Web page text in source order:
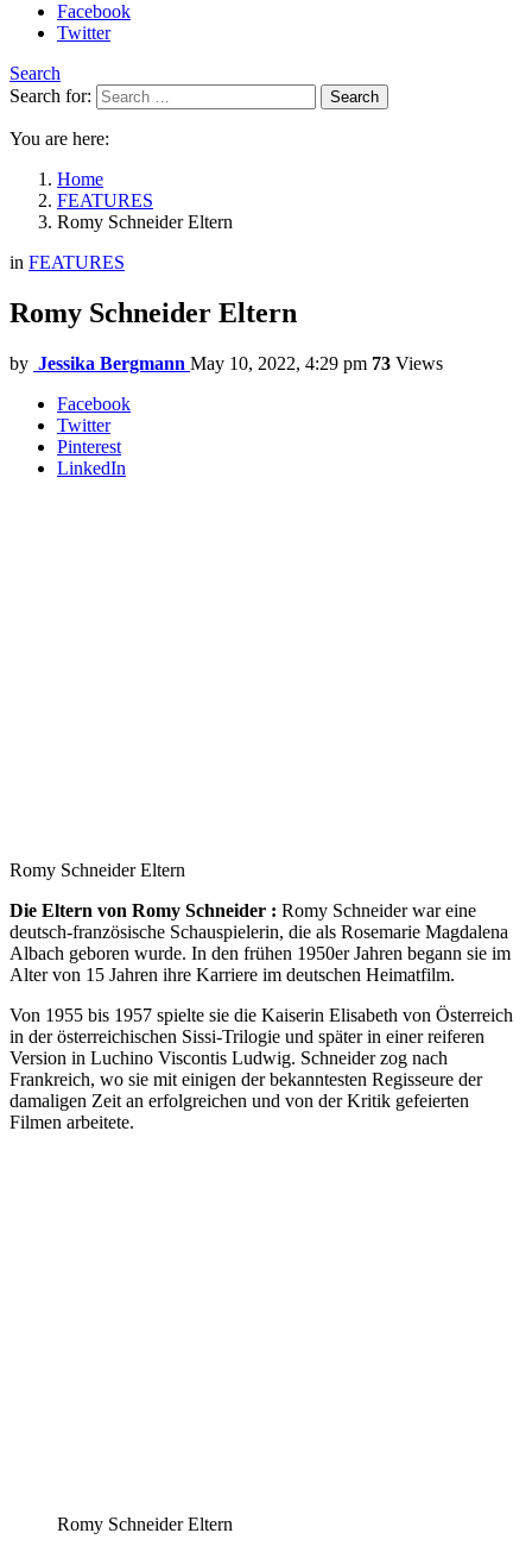
Facebook
Twitter
Search
Search for:
Search
You are here:
Home
FEATURES
Romy Schneider Eltern
in FEATURES
Romy Schneider Eltern
by Jessika Bergmann May 10, 2022, 4:29 pm 73 Views
Facebook
Twitter
Pinterest
LinkedIn
Romy Schneider Eltern
Die Eltern von Romy Schneider : Romy Schneider war eine
deutsch-französische Schauspielerin, die als Rosemarie Magdalena
Albach geboren wurde. In den frühen 1950er Jahren begann sie im
Alter von 15 Jahren ihre Karriere im deutschen Heimatfilm.
Von 1955 bis 1957 spielte sie die Kaiserin Elisabeth von Österreich
in der österreichischen Sissi-Trilogie und später in einer reiferen
Version in Luchino Viscontis Ludwig. Schneider zog nach
Frankreich, wo sie mit einigen der bekanntesten Regisseure der
damaligen Zeit an erfolgreichen und von der Kritik gefeierten
Filmen arbeitete.
Romy Schneider Eltern